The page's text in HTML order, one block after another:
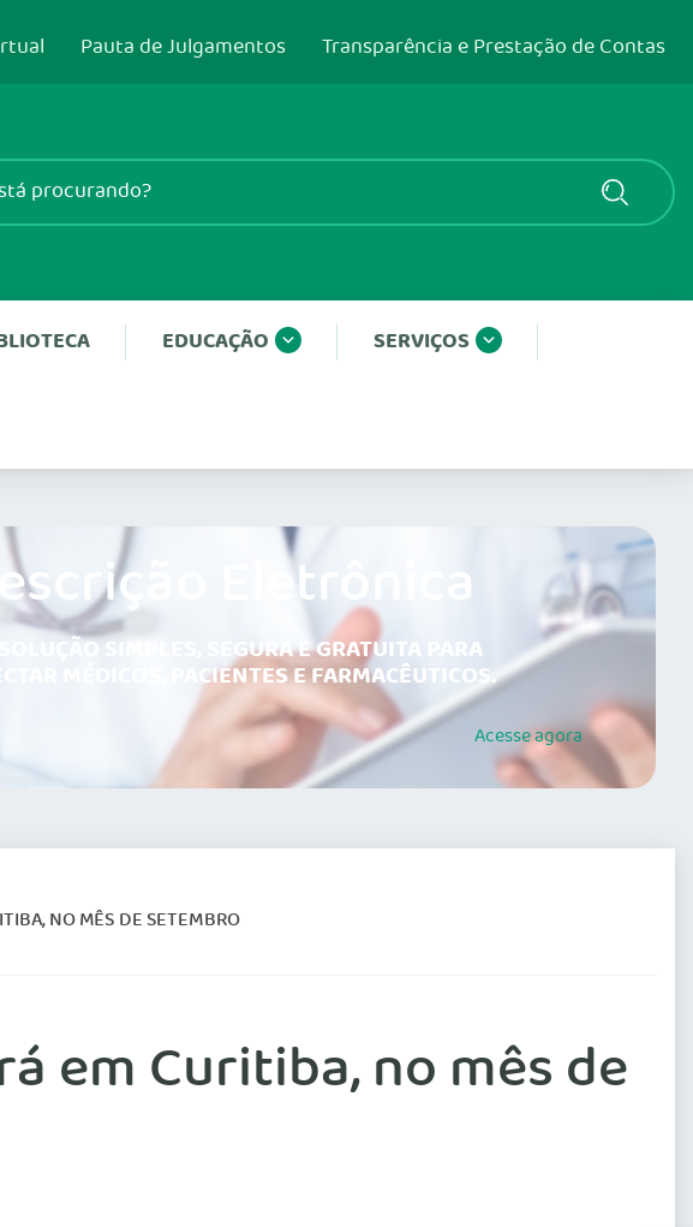
Pauta de Julgamentos Transparência e Prestação de Contas
EDUCAÇÃO SERVIÇOS
Eletrônica
SIMPLES, SEGURA E GRATUITA PARA
MÉDICOS, PACIENTES E FARMACÊUTICOS.
Acesseagora
NO MÊS DE SETEMBRO
em Curitiba, no mês de